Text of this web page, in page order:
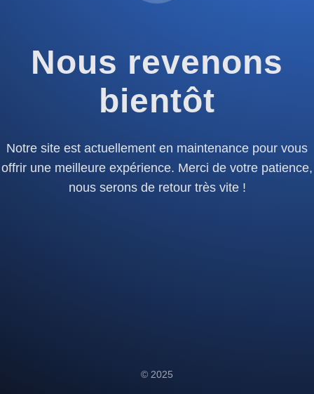
Nous revenons
bientôt
Notre site est actuellement en maintenance pour vous
offrir une meilleure expérience. Merci de votre patience,
nous serons de retour très vite !
© 2025